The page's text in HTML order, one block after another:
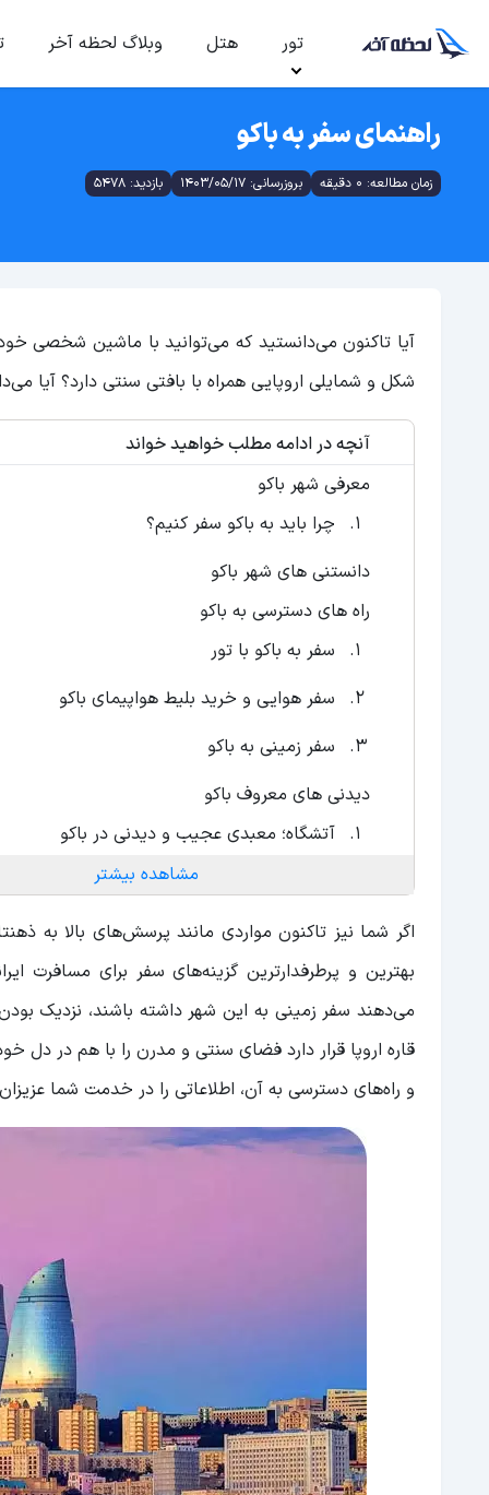
تور هتل وبلاگ لحظه آخر
راهنمای سفر به باکو
زمان مطالعه: 0 دقیقه بروزرسانی: 1403/05/17 بازدید: 5478
آیا تاکنون می‌دانستید که می‌توانید با ماشین شخصی
شکل و شمایلی اروپایی همراه با بافتی سنتی دارد؟ آیا
آنچه در ادامه مطلب خواهید خواند
معرفی شهر باکو
چرا باید به باکو سفر کنیم؟
دانستنی های شهر باکو
راه های دسترسی به باکو
سفر به باکو با تور
سفر هوایی و خرید بلیط هواپیمای باکو
سفر زمینی به باکو
دیدنی های معروف باکو
آتشگاه؛ معبدی عجیب و دیدنی در باکو
مرکز فرهنگی حیدر علی اف
بلوار باکو
کاخ شروانشاهان
بام باکو (پارک هایلند)
راه های دسترسی از فرودگاه باکو به مرکز شهر
در باکو کجا اقامت کنیم؟
مراکز خرید باکو
۲۸ مال
مرکز خرید پورت
مشاهده بیشتر
اگر شما نیز تاکنون مواردی مانند پرسش‌های بالا به
بهترین و پرطرفدارترین گزینه‌های سفر برای مسافرت
می‌دهند سفر زمینی به این شهر داشته باشند، نزدیک
قاره اروپا قرار دارد فضای سنتی و مدرن را با هم در دل
و راه‌های دسترسی به آن، اطلاعاتی را در خدمت شما